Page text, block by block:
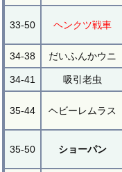
33-50 ヘンクツ戦車
34-38 だいふんかウニ
34-41 吸引老虫
35-44 ヘビーレムラス
35-50 ショーパン